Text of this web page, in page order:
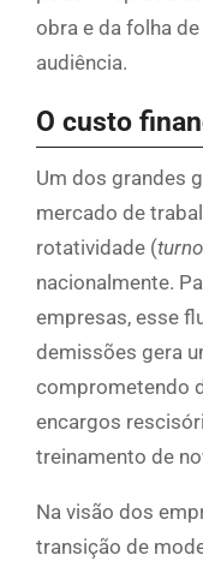
obra e da folha
audiência.
O custo
Um dos grandes
mercado de
rotatividade (
nacionalmente.
empresas, esse
demissões gera
comprometendo
encargos
treinamento de
Na visão dos
transição de